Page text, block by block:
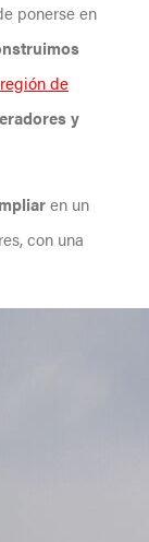
ponerse en
región de
y
en un
con una